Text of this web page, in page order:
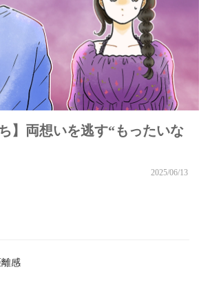
】両想いを逃す“もったいな
2025/06/13
感